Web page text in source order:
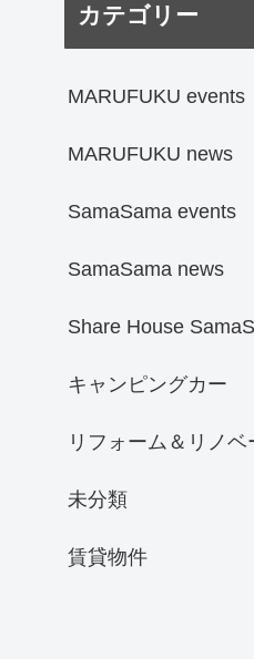
カテゴリー
MARUFUKU events
MARUFUKU news
SamaSama events
SamaSama news
Share House
キャンピングカー
リフォーム＆リノベ
未分類
賃貸物件